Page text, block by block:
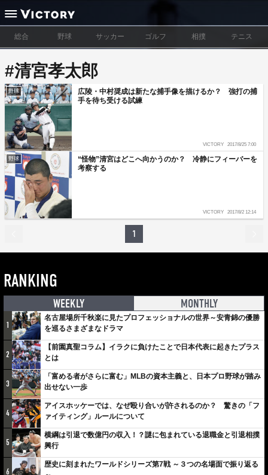
総合 野球 サッカー ゴルフ 相撲 テニス
#清宮孝太郎
野球
広陵・中村奨成は新たな捕手像を描けるか？ 強打の捕
手を待ち受ける試練
VICTORY 2017/8/25 7:00
野球
“怪物”清宮はどこへ向かうのか？ 冷静にフィーバーを
考察する
VICTORY 2017/8/2 12:14
1
RANKING
WEEKLY MONTHLY
1
名古屋場所千秋楽に見たプロフェッショナルの世界～安青錦の優勝
を巡るさまざまなドラマ
2
【前園真聖コラム】イラクに負けたことで日本代表に起きたプラス
とは
3
「富める者がさらに富む」MLBの資本主義と、日本プロ野球が踏み
出せない一歩
4
アイスホッケーでは、なぜ殴り合いが許されるのか？ 驚きの「フ
ァイティング」ルールについて
5
横綱は引退で数億円の収入！？謎に包まれている退職金と引退相撲
興行
6
歴史に刻まれたワールドシリーズ第7戦 ～３つの名場面で振り返る